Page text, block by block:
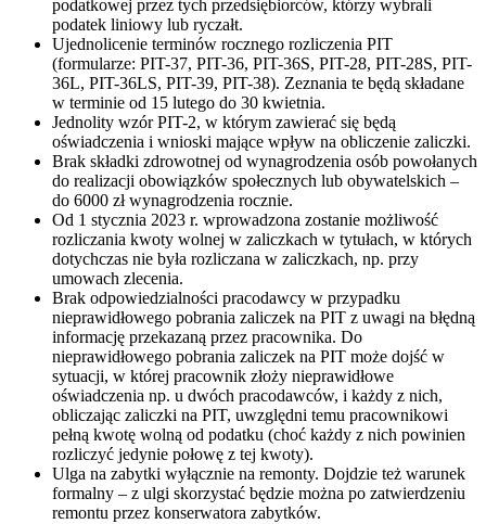
podatkowej przez tych przedsiębiorców, którzy wybrali
podatek liniowy lub ryczałt.
Ujednolicenie terminów rocznego rozliczenia PIT
(formularze: PIT-37, PIT-36, PIT-36S, PIT-28, PIT-28S, PIT-
36L, PIT-36LS, PIT-39, PIT-38). Zeznania te będą składane
w terminie od 15 lutego do 30 kwietnia.
Jednolity wzór PIT-2, w którym zawierać się będą
oświadczenia i wnioski mające wpływ na obliczenie zaliczki.
Brak składki zdrowotnej od wynagrodzenia osób powołanych
do realizacji obowiązków społecznych lub obywatelskich –
do 6000 zł wynagrodzenia rocznie.
Od 1 stycznia 2023 r. wprowadzona zostanie możliwość
rozliczania kwoty wolnej w zaliczkach w tytułach, w których
dotychczas nie była rozliczana w zaliczkach, np. przy
umowach zlecenia.
Brak odpowiedzialności pracodawcy w przypadku
nieprawidłowego pobrania zaliczek na PIT z uwagi na błędną
informację przekazaną przez pracownika. Do
nieprawidłowego pobrania zaliczek na PIT może dojść w
sytuacji, w której pracownik złoży nieprawidłowe
oświadczenia np. u dwóch pracodawców, i każdy z nich,
obliczając zaliczki na PIT, uwzględni temu pracownikowi
pełną kwotę wolną od podatku (choć każdy z nich powinien
rozliczyć jedynie połowę z tej kwoty).
Ulga na zabytki wyłącznie na remonty. Dojdzie też warunek
formalny – z ulgi skorzystać będzie można po zatwierdzeniu
remontu przez konserwatora zabytków.